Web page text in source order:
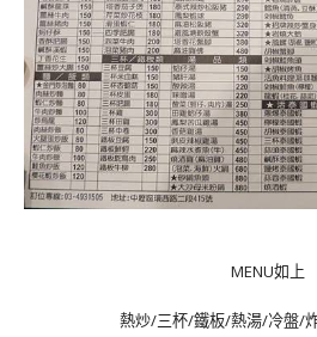
MENU如上
熱炒/三杯/鐵板/熱湯/冷盤/